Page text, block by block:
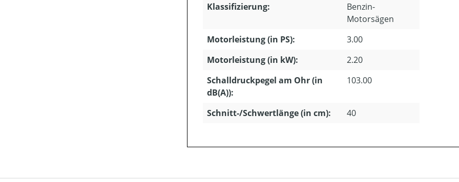
Klassifizierung:
Benzin-
Motorsägen
Motorleistung (in PS):
3.00
Motorleistung (in kW):
2.20
Schalldruckpegel am Ohr (in
dB(A)):
103.00
Schnitt-/Schwertlänge (in cm): 40